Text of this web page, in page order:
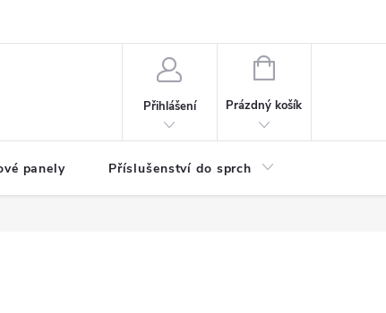
Přihlášení
NÁKUPNÍ
Prázdný košík
panely Příslušenství do sprch